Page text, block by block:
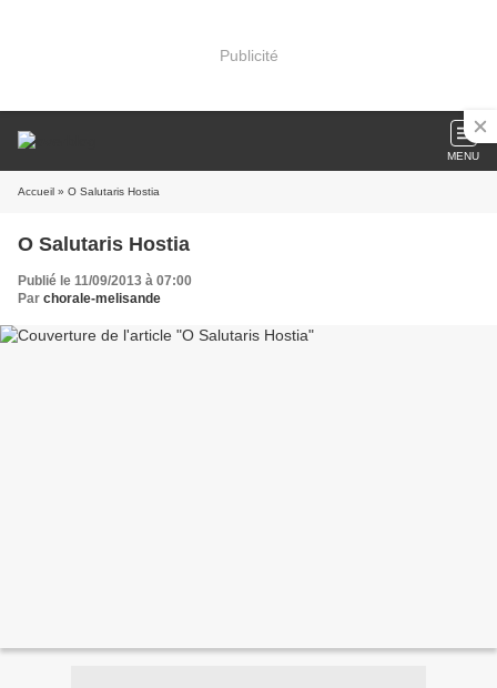
Publicité
MENU
Accueil » O Salutaris Hostia
O Salutaris Hostia
Publié le 11/09/2013 à 07:00
Par chorale-melisande